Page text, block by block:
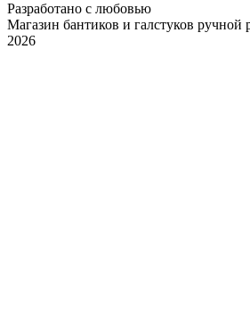
Разработано с любовью
Магазин бантиков и галстуков
2026